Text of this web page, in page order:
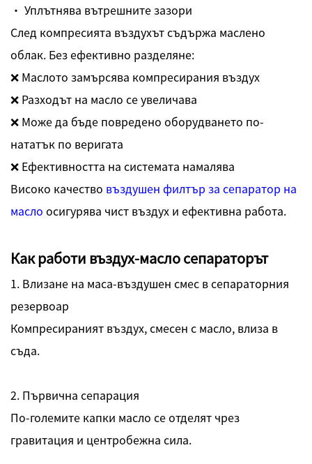
· Уплътнява вътрешните зазори
След компресията въздухът съдържа маслено
облак. Без ефективно разделяне:
❌ Маслото замърсява компресирания въздух
❌ Разходът на масло се увеличава
❌ Може да бъде повредено оборудването по-
нататък по веригата
❌ Ефективността на системата намалява
Високо качество въздушен филтър за сепаратор на
масло осигурява чист въздух и ефективна работа.
Как работи въздух-масло сепараторът
1. Влизане на маса-въздушен смес в сепараторния
резервоар
Компресираният въздух, смесен с масло, влиза в
съда.
2. Първична сепарация
По-големите капки масло се отделят чрез
гравитация и центробежна сила.